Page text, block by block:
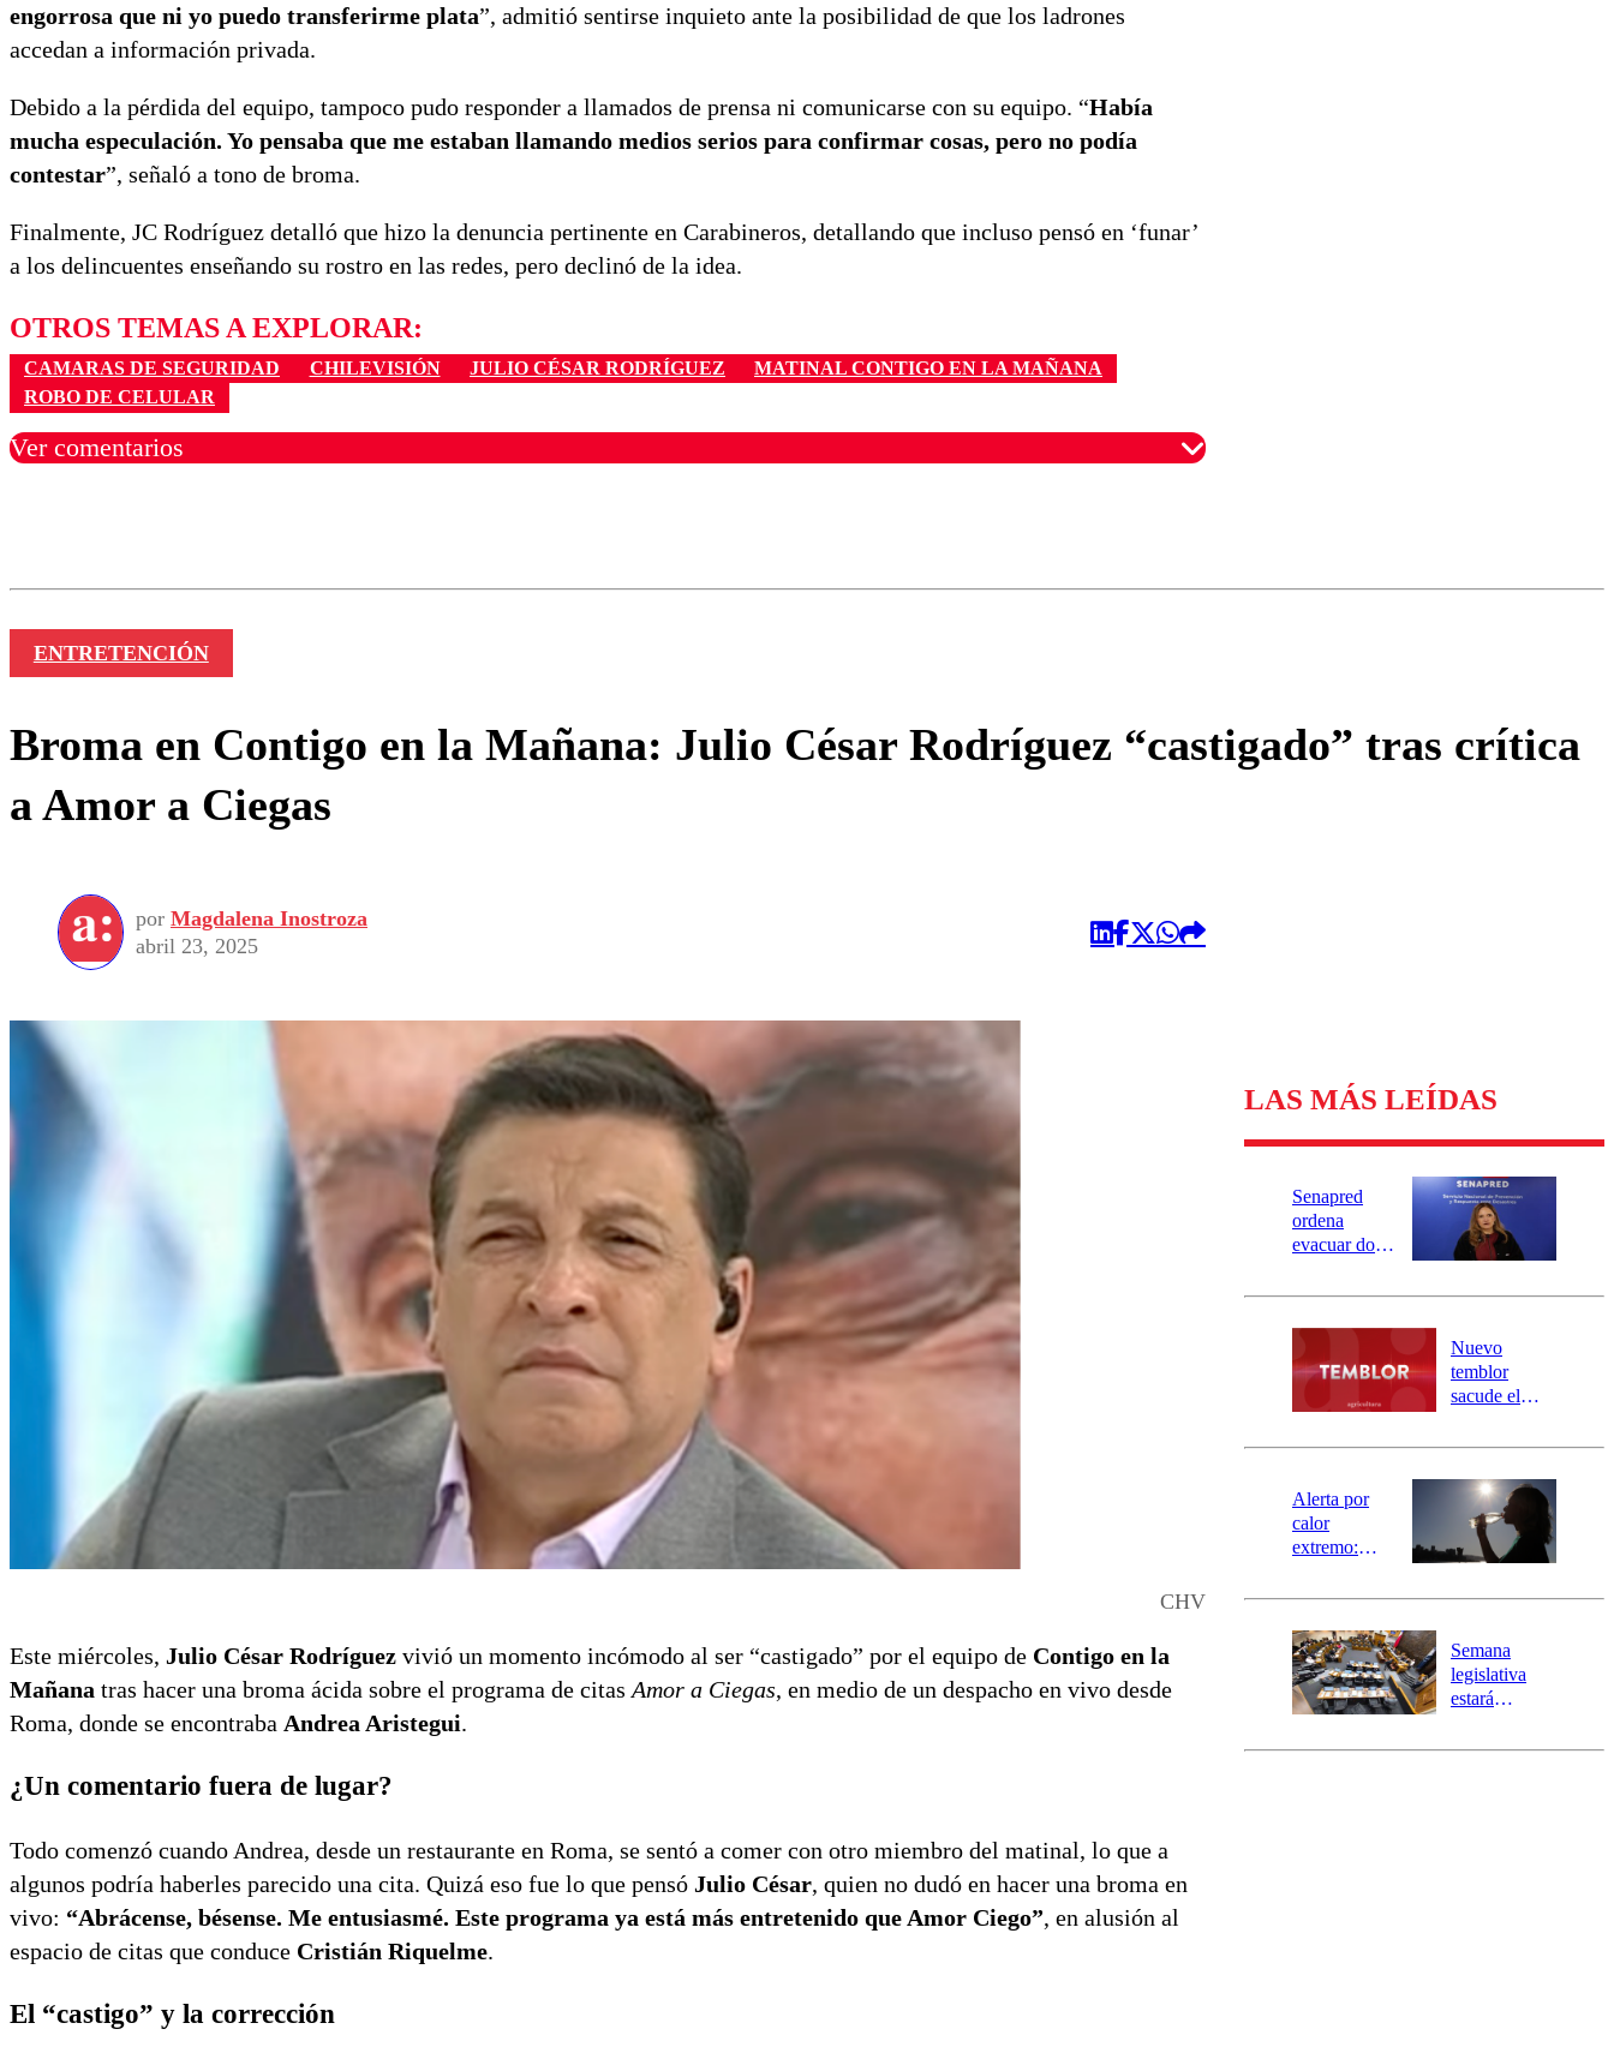
engorrosa que ni yo puedo transferirme plata”, admitió sentirse inquieto ante la posibilidad de que los ladrones
accedan a información privada.
Debido a la pérdida del equipo, tampoco pudo responder a llamados de prensa ni comunicarse con su equipo. “Había
mucha especulación. Yo pensaba que me estaban llamando medios serios para confirmar cosas, pero no podía
contestar”, señaló a tono de broma.
Finalmente, JC Rodríguez detalló que hizo la denuncia pertinente en Carabineros, detallando que incluso pensó en ‘funar’
a los delincuentes enseñando su rostro en las redes, pero declinó de la idea.
OTROS TEMAS A EXPLORAR:
CAMARAS DE SEGURIDAD CHILEVISIÓN JULIO CÉSAR RODRÍGUEZ
MATINAL CONTIGO EN LA MAÑANA
ROBO DE CELULAR
Ver comentarios
ENTRETENCIÓN
Broma en Contigo en la Mañana: Julio César Rodríguez “castigado” tras crítica
a Amor a Ciegas
por Magdalena Inostroza
abril 23, 2025
CHV
Este miércoles, Julio César Rodríguez vivió un momento incómodo al ser “castigado” por el equipo de Contigo en la
Mañana tras hacer una broma ácida sobre el programa de citas Amor a Ciegas, en medio de un despacho en vivo desde
Roma, donde se encontraba Andrea Aristegui.
¿Un comentario fuera de lugar?
Todo comenzó cuando Andrea, desde un restaurante en Roma, se sentó a comer con otro miembro del matinal, lo que a
algunos podría haberles parecido una cita. Quizá eso fue lo que pensó Julio César, quien no dudó en hacer una broma en
vivo: “Abrácense, bésense. Me entusiasmé. Este programa ya está más entretenido que Amor Ciego”, en alusión al
espacio de citas que conduce Cristián Riquelme.
El “castigo” y la corrección
LAS MÁS LEÍDAS
Senapred
ordena
evacuar dos
Carahue por
río Damas:
activa
mensajería
SAE
Nuevo
temblor
sacude el
revisa la
epicentro
Alerta por
calor
extremo:
activa Alerta
Preventiva en
tres comunas
Semana
legislativa
estará
el fin de la